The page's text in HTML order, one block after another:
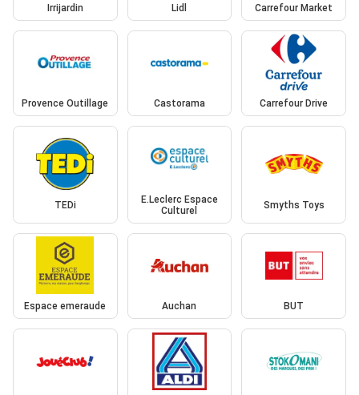
Irrijardin Lidl Carrefour Market
Provence Outillage Castorama Carrefour Drive
TEDi
E.Leclerc Espace
Culturel
Smyths Toys
Espace emeraude Auchan BUT